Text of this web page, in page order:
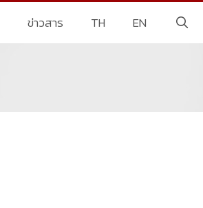
ข่าวสาร TH EN